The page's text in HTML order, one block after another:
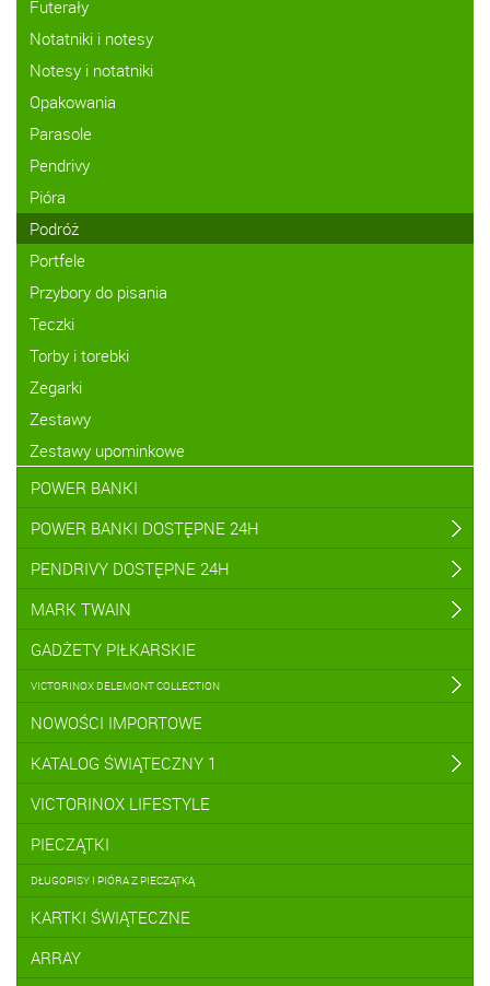
Futerały
Notatniki i notesy
Notesy i notatniki
Opakowania
Parasole
Pendrivy
Pióra
Podróż
Portfele
Przybory do pisania
Teczki
Torby i torebki
Zegarki
Zestawy
Zestawy upominkowe
POWER BANKI
POWER BANKI DOSTĘPNE 24H
PENDRIVY DOSTĘPNE 24H
MARK TWAIN
GADŻETY PIŁKARSKIE
VICTORINOX DELEMONT COLLECTION
NOWOŚCI IMPORTOWE
KATALOG ŚWIĄTECZNY 1
VICTORINOX LIFESTYLE
PIECZĄTKI
DŁUGOPISY I PIÓRA Z PIECZĄTKĄ
KARTKI ŚWIĄTECZNE
ARRAY